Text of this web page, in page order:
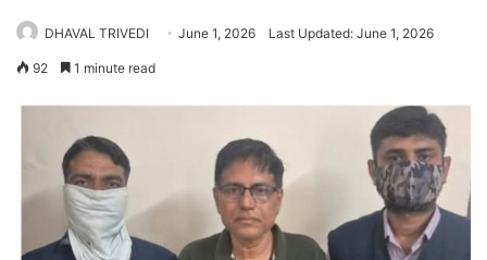
DHAVAL TRIVEDI June 1, 2026 Last Updated: June 1, 2026
92 1 minute read